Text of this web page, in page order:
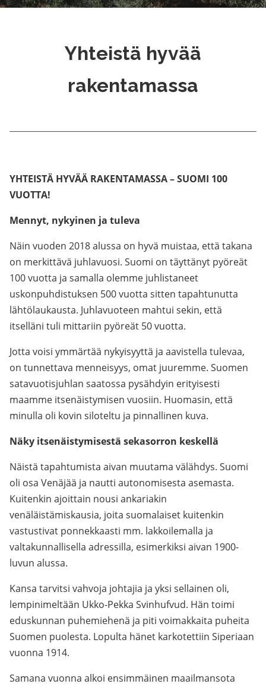
Yhteistä hyvää
rakentamassa
YHTEISTÄ HYVÄÄ RAKENTAMASSA – SUOMI 100
VUOTTA!
Mennyt, nykyinen ja tuleva
Näin vuoden 2018 alussa on hyvä muistaa, että takana
on merkittävä juhlavuosi. Suomi on täyttänyt pyöreät
100 vuotta ja samalla olemme juhlistaneet
uskonpuhdistuksen 500 vuotta sitten tapahtunutta
lähtölaukausta. Juhlavuoteen mahtui sekin, että
itselläni tuli mittariin pyöreät 50 vuotta.
Jotta voisi ymmärtää nykyisyyttä ja aavistella tulevaa,
on tunnettava menneisyys, omat juuremme. Suomen
satavuotisjuhlan saatossa pysähdyin erityisesti
maamme itsenäistymisen vuosiin. Huomasin, että
minulla oli kovin siloteltu ja pinnallinen kuva.
Näky itsenäistymisestä sekasorron keskellä
Näistä tapahtumista aivan muutama välähdys. Suomi
oli osa Venäjää ja nautti autonomisesta asemasta.
Kuitenkin ajoittain nousi ankariakin
venäläistämiskausia, joita suomalaiset kuitenkin
vastustivat ponnekkaasti mm. lakkoilemalla ja
valtakunnallisella adressilla, esimerkiksi aivan 1900-
luvun alussa.
Kansa tarvitsi vahvoja johtajia ja yksi sellainen oli,
lempinimeltään Ukko-Pekka Svinhufvud. Hän toimi
eduskunnan puhemiehenä ja piti voimakkaita puheita
Suomen puolesta. Lopulta hänet karkotettiin Siperiaan
vuonna 1914.
Samana vuonna alkoi ensimmäinen maailmansota